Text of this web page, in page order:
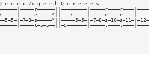
e e e q 7x q e e h Q e e e e e w